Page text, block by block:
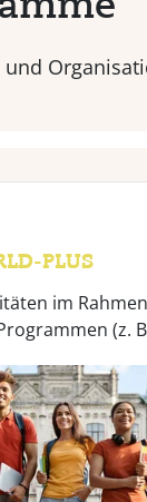
PLUS
im
(z.